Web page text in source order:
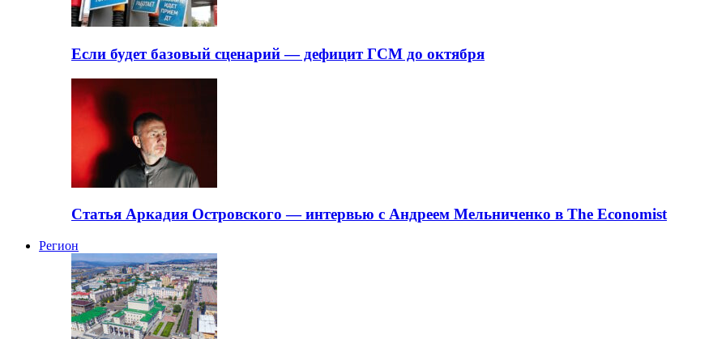
Если будет базовый сценарий — дефицит ГСМ до октября
Статья Аркадия Островского — интервью с Андреем Мельниченко в The Economist
Регион